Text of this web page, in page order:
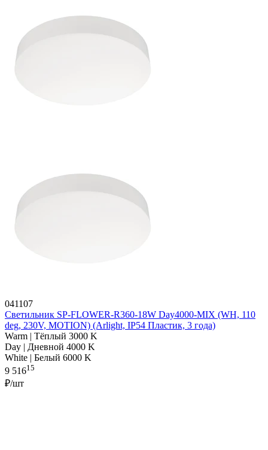
041107
Светильник SP-FLOWER-R360-18W Day4000-MIX (WH, 110
deg, 230V, MOTION) (Arlight, IP54 Пластик, 3 года)
Warm | Тёплый 3000 K
Day | Дневной 4000 K
White | Белый 6000 K
9 51615
₽/шт